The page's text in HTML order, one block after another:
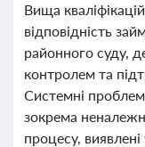
Вища
відповідність
районного суду,
контролем та
Системні
зокрема
процесу,